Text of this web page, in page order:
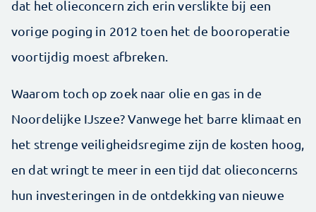
dat het olieconcern zich erin verslikte bij een
vorige poging in 2012 toen het de booroperatie
voortijdig moest afbreken.
Waarom toch op zoek naar olie en gas in de
Noordelijke IJszee? Vanwege het barre klimaat en
het strenge veiligheidsregime zijn de kosten hoog,
en dat wringt te meer in een tijd dat olieconcerns
hun investeringen in de ontdekking van nieuwe